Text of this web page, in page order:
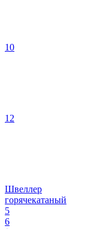
10
12
Швеллер
горячекатаный
5
6